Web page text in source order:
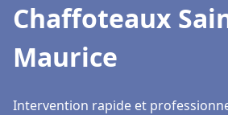
Chaffoteaux
Maurice
Intervention rapide et